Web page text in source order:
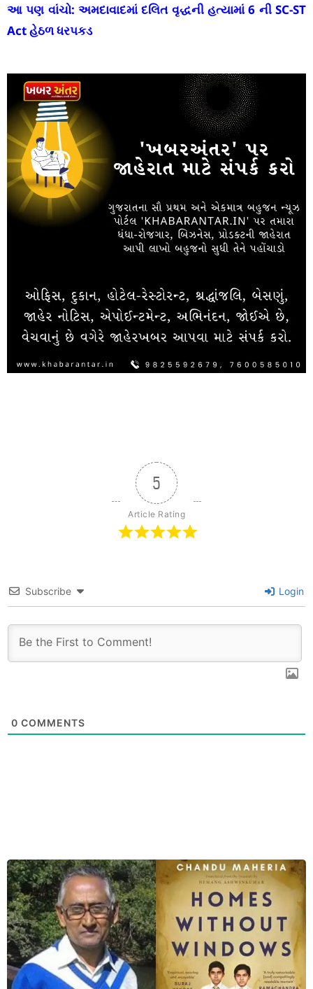
આ પણ વાંચો: અમદાવાદમાં દલિત વૃદ્ધની હત્યામાં 6 ની SC-ST
Act હેઠળ ધરપકડ
5
Article Rating
Subscribe Login
0 COMMENTS